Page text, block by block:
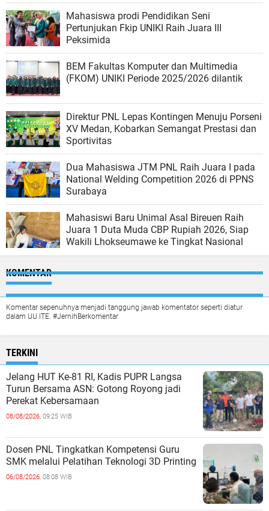
Mahasiswa prodi Pendidikan Seni
Pertunjukan Fkip UNIKI Raih Juara III
Peksimida
BEM Fakultas Komputer dan Multimedia
(FKOM) UNIKI Periode 2025/2026 dilantik
Direktur PNL Lepas Kontingen Menuju Porseni
XV Medan, Kobarkan Semangat Prestasi dan
Sportivitas
Dua Mahasiswa JTM PNL Raih Juara I pada
National Welding Competition 2026 di PPNS
Surabaya
Mahasiswi Baru Unimal Asal Bireuen Raih
Juara 1 Duta Muda CBP Rupiah 2026, Siap
Wakili Lhokseumawe ke Tingkat Nasional
KOMENTAR
Komentar sepenuhnya menjadi tanggung jawab komentator seperti diatur
dalam UU ITE. #JernihBerkomentar
TERKINI
Jelang HUT Ke-81 RI, Kadis PUPR Langsa
Turun Bersama ASN: Gotong Royong jadi
Perekat Kebersamaan
08/08/2026, 09:25 WIB
Dosen PNL Tingkatkan Kompetensi Guru
SMK melalui Pelatihan Teknologi 3D Printing
06/08/2026, 08:08 WIB